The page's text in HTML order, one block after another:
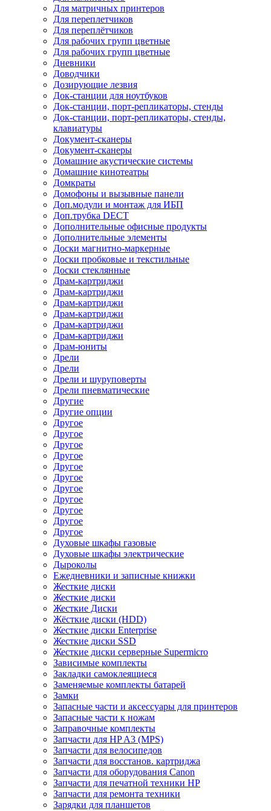
Для матричных принтеров
Для переплетчиков
Для переплётчиков
Для рабочих групп цветные
Для рабочих групп цветные
Дневники
Доводчики
Дозирующие лезвия
Док-станции для ноутбуков
Док-станции, порт-репликаторы, стенды
Док-станции, порт-репликаторы, стенды,
клавиатуры
Документ-сканеры
Документ-сканеры
Домашние акустические системы
Домашние кинотеатры
Домкраты
Домофоны и вызывные панели
Доп.модули и монтаж для ИБП
Доп.трубка DECT
Дополнительные офисные продукты
Дополнительные элементы
Доски магнитно-маркерные
Доски пробковые и текстильные
Доски стеклянные
Драм-картриджи
Драм-картриджи
Драм-картриджи
Драм-картриджи
Драм-картриджи
Драм-картриджи
Драм-юниты
Дрели
Дрели
Дрели и шуруповерты
Дрели пневматические
Другие
Другие опции
Другое
Другое
Другое
Другое
Другое
Другое
Другое
Другое
Другое
Другое
Другое
Духовые шкафы газовые
Духовые шкафы электрические
Дыроколы
Ежедневники и записные книжки
Жесткие диски
Жесткие диски
Жесткие Диски
Жёсткие диски (HDD)
Жесткие диски Enterprise
Жесткие диски SSD
Жесткие диски серверные Supermicro
Зависимые комплекты
Закладки самоклеящиеся
Заменяемые комплекты батарей
Замки
Запасные части и аксессуары для принтеров
Запасные части к ножам
Заправочные комплекты
Запчасти для HP A3 (MPS)
Запчасти для велосипедов
Запчасти для восстанов. картриджа
Запчасти для оборудования Canon
Запчасти для печатной техники HP
Запчасти для ремонта техники
Зарядки для планшетов